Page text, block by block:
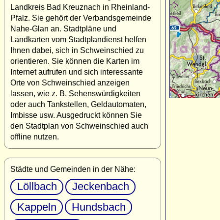
Landkreis Bad Kreuznach in Rheinland-
Pfalz. Sie gehört der Verbandsgemeinde
Nahe-Glan an. Stadtpläne und
Landkarten vom Stadtplandienst helfen
Ihnen dabei, sich in Schweinschied zu
orientieren. Sie können die Karten im
Internet aufrufen und sich interessante
Orte von Schweinschied anzeigen
lassen, wie z. B. Sehenswürdigkeiten
oder auch Tankstellen, Geldautomaten,
Imbisse usw. Ausgedruckt können Sie
den Stadtplan von Schweinschied auch
offline nutzen.
Städte und Gemeinden in der Nähe:
Löllbach
Jeckenbach
Kappeln
Hundsbach